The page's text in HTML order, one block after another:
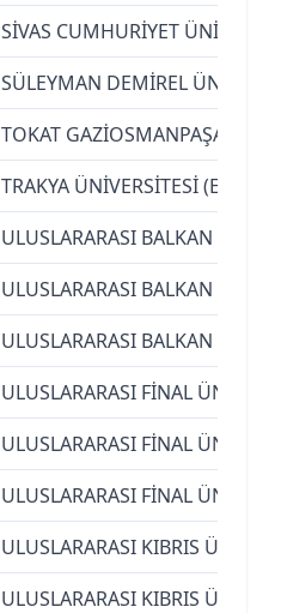
SİVAS CUMHURİYET
SÜLEYMAN DEMİREL
TOKAT GAZİOSMANPAŞA
TRAKYA ÜNİVERSİTESİ
ULUSLARARASI BALKAN
ULUSLARARASI BALKAN
ULUSLARARASI BALKAN
ULUSLARARASI FİNAL
ULUSLARARASI FİNAL
ULUSLARARASI FİNAL
ULUSLARARASI KIBRIS
ULUSLARARASI KIBRIS